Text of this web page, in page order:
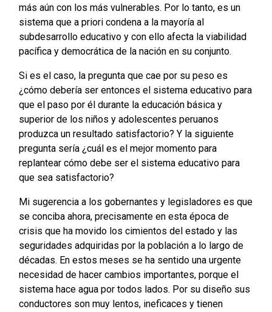
más aún con los más vulnerables. Por lo tanto, es un
sistema que a priori condena a la mayoría al
subdesarrollo educativo y con ello afecta la viabilidad
pacífica y democrática de la nación en su conjunto.
Si es el caso, la pregunta que cae por su peso es
¿cómo debería ser entonces el sistema educativo para
que el paso por él durante la educación básica y
superior de los niños y adolescentes peruanos
produzca un resultado satisfactorio? Y la siguiente
pregunta sería ¿cuál es el mejor momento para
replantear cómo debe ser el sistema educativo para
que sea satisfactorio?
Mi sugerencia a los gobernantes y legisladores es que
se conciba ahora, precisamente en esta época de
crisis que ha movido los cimientos del estado y las
seguridades adquiridas por la población a lo largo de
décadas. En estos meses se ha sentido una urgente
necesidad de hacer cambios importantes, porque el
sistema hace agua por todos lados. Por su diseño sus
conductores son muy lentos, ineficaces y tienen